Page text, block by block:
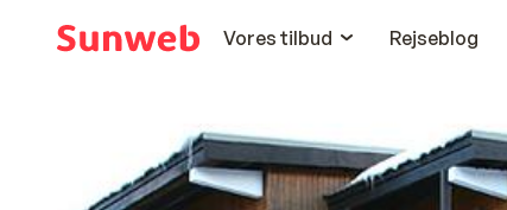
Vores tilbud
Rejseblog